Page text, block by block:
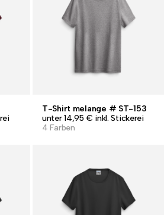
T-Shirt melange # ST-153
unter 14,95 € inkl. Stickerei
4 Farben